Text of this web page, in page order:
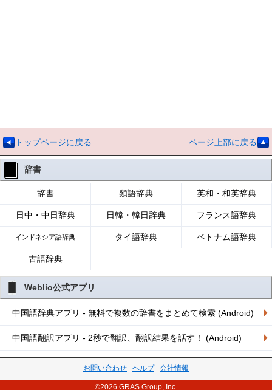
トップページに戻る ページ上部に戻る
辞書
辞書 類語辞典 英和・和英辞典
日中・中日辞典 日韓・韓日辞典 フランス語辞典
インドネシア語辞典 タイ語辞典 ベトナム語辞典
古語辞典
Weblio公式アプリ
中国語辞典アプリ - 無料で複数の辞書をまとめて検索 (Android)
中国語翻訳アプリ - 2秒で翻訳、翻訳結果を話す！ (Android)
お問い合わせ ヘルプ 会社情報
©2026 GRAS Group, Inc.